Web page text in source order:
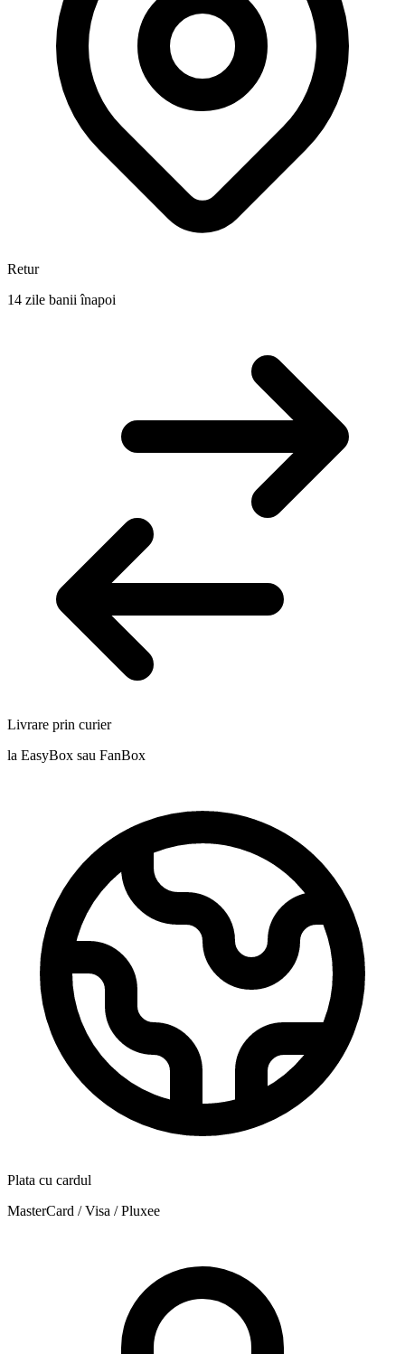
Retur
14 zile banii înapoi
Livrare prin curier
la EasyBox sau FanBox
Plata cu cardul
MasterCard / Visa / Pluxee